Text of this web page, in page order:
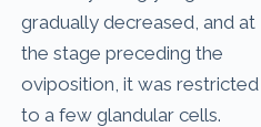
gradually decreased, and at
the stage preceding the
oviposition, it was restricted
to a few glandular cells.